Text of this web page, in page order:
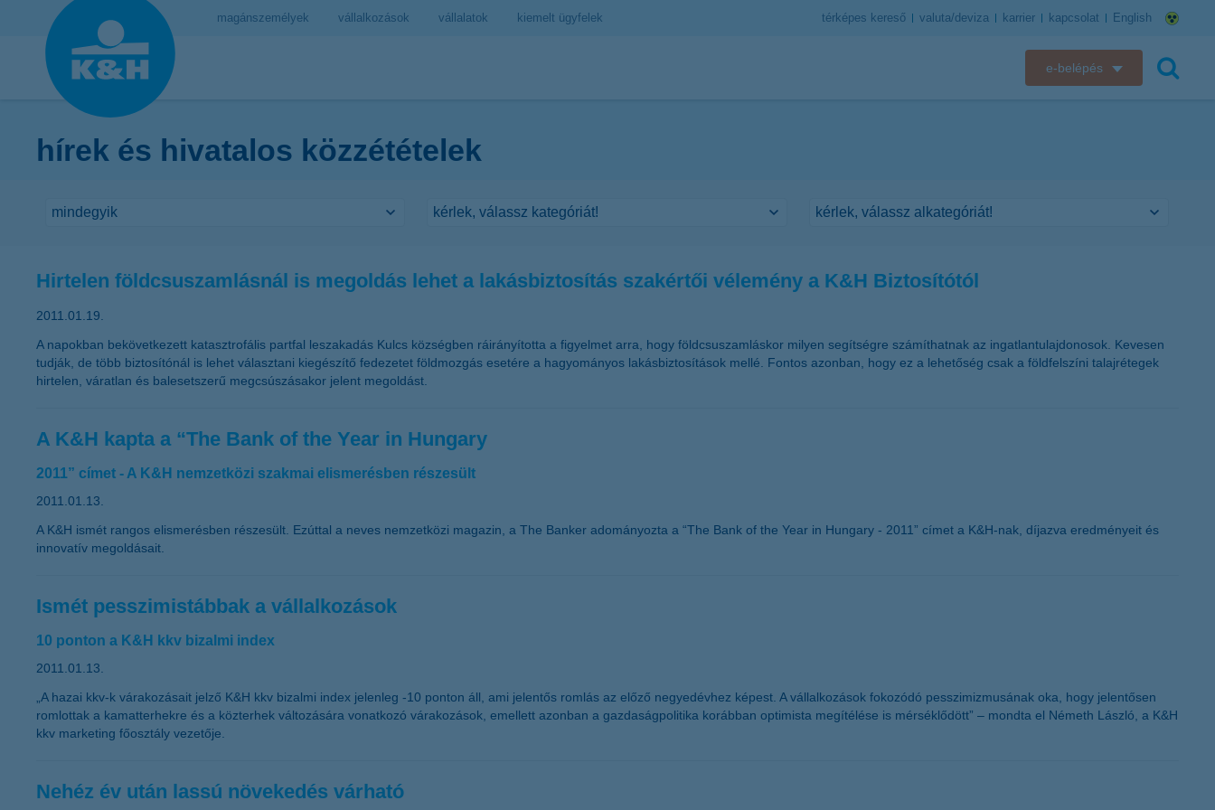
magánszemélyek vállalkozások vállalatok kiemelt ügyfelek térképes kereső valuta/deviza karrier kapcsolat English
e-belépés
hírek és hivatalos közzétételek
Hirtelen földcsuszamlásnál is megoldás lehet a lakásbiztosítás szakértői vélemény a K&H Biztosítótól
2011.01.19.
A napokban bekövetkezett katasztrofális partfal leszakadás Kulcs községben ráirányította a figyelmet arra, hogy földcsuszamláskor milyen segítségre számíthatnak az ingatlantulajdonosok. Kevesen
tudják, de több biztosítónál is lehet választani kiegészítő fedezetet földmozgás esetére a hagyományos lakásbiztosítások mellé. Fontos azonban, hogy ez a lehetőség csak a földfelszíni talajrétegek
hirtelen, váratlan és balesetszerű megcsúszásakor jelent megoldást.
A K&H kapta a “The Bank of the Year in Hungary
2011” címet - A K&H nemzetközi szakmai elismerésben részesült
2011.01.13.
A K&H ismét rangos elismerésben részesült. Ezúttal a neves nemzetközi magazin, a The Banker adományozta a “The Bank of the Year in Hungary - 2011” címet a K&H-nak, díjazva eredményeit és
innovatív megoldásait.
Ismét pesszimistábbak a vállalkozások
10 ponton a K&H kkv bizalmi index
2011.01.13.
„A hazai kkv-k várakozásait jelző K&H kkv bizalmi index jelenleg -10 ponton áll, ami jelentős romlás az előző negyedévhez képest. A vállalkozások fokozódó pesszimizmusának oka, hogy jelentősen
romlottak a kamatterhekre és a közterhek változására vonatkozó várakozások, emellett azonban a gazdaságpolitika korábban optimista megítélése is mérséklődött” – mondta el Németh László, a K&H
kkv marketing főosztály vezetője.
Nehéz év után lassú növekedés várható